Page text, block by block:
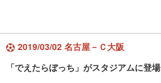
2019/03/02 名古屋－Ｃ大阪
「でえたらぼっち」がスタジアムに登場